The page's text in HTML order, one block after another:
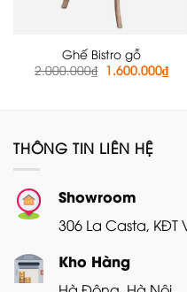
Ghế Bistro gỗ
2.000.000₫ Giá
gốc
1.600.000₫Giá
hiện
THÔNG TIN LIÊN HỆ
Showroom
306 La Casta,
Kho Hàng